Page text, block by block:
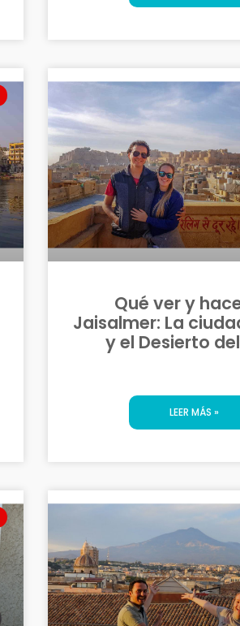
Qué ver y
Jaisalmer: La
y el Desierto
LEER MÁS »